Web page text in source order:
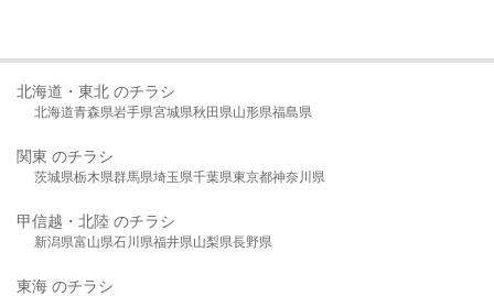
北海道・東北 のチラシ
北海道青森県岩手県宮城県秋田県山形県福島県
関東 のチラシ
茨城県栃木県群馬県埼玉県千葉県東京都神奈川県
甲信越・北陸 のチラシ
新潟県富山県石川県福井県山梨県長野県
東海 のチラシ